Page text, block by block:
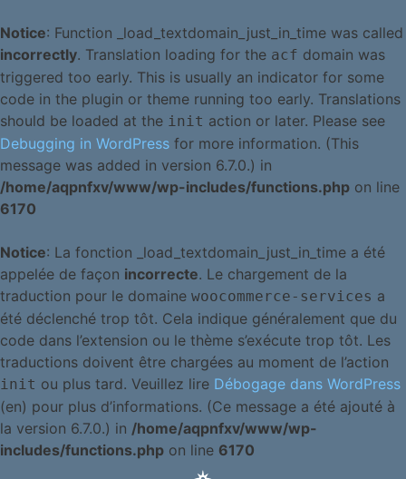
Notice: Function _load_textdomain_just_in_time was called
incorrectly. Translation loading for the acf domain was
triggered too early. This is usually an indicator for some
code in the plugin or theme running too early. Translations
should be loaded at the init action or later. Please see
Debugging in WordPress for more information. (This
message was added in version 6.7.0.) in
/home/aqpnfxv/www/wp-includes/functions.php on line
6170
Notice: La fonction _load_textdomain_just_in_time a été
appelée de façon incorrecte. Le chargement de la
traduction pour le domaine woocommerce-services a
été déclenché trop tôt. Cela indique généralement que du
code dans l’extension ou le thème s’exécute trop tôt. Les
traductions doivent être chargées au moment de l’action
init ou plus tard. Veuillez lire Débogage dans WordPress
(en) pour plus d’informations. (Ce message a été ajouté à
la version 6.7.0.) in /home/aqpnfxv/www/wp-
includes/functions.php on line 6170